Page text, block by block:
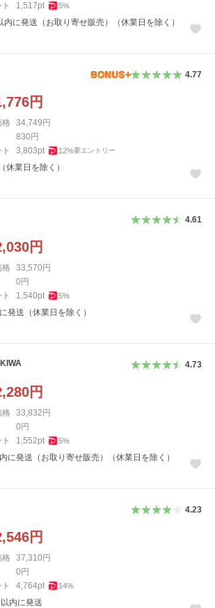
1,517pt 5%
内に発送（お取り寄せ販売）（休業日を除く）
4.77
円
格 34,749 円
830 円
3,803pt 12%要エントリー
休業日を除く）
4.61
円
格 33,570 円
0 円
1,540pt 5%
発送（休業日を除く）
4.73
円
格 33,832 円
0 円
1,552pt 5%
に発送（お取り寄せ販売）（休業日を除く）
4.23
円
格 37,310 円
0 円
4,764pt 14%
内に発送